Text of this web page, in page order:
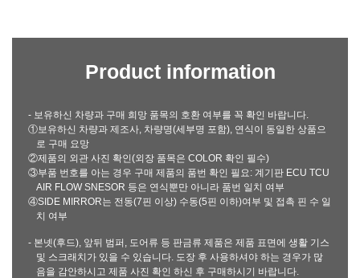
Product information
- 보유하신 차량과 구매 희망 품목의 호환 여부를 꼭 확인 바랍니다.
①보유하신 차량과 제조사, 차량명(세부명 포함), 연식이 동일한 상품으
로 구매 요망
②제품의 외관 사진 확인(외장 품목은 COLOR 확인 필수)
③부품 번호를 아는 경우 구매 제품의 품번 확인 필요: 계기판 ECU TCU
AIR FLOW SNESOR 등은 연식뿐만 아니라 품번 일치 여부
④SIDE MIRROR는 전동(7핀 이상) 수동(5핀 이하)여부 및 접촉 핀 수 일
치 여부
- 본넷(후드), 앞뒤 범퍼, 도어류 등 판금류 제품은 제품 표면에 생활 기스
및 스크래치가 있을 수 있습니다. 도장 후 사용하셔야 하는 경우가 많
음을 감안하시고 제품 사진 확인 하신 후 구매하시기 바랍니다.